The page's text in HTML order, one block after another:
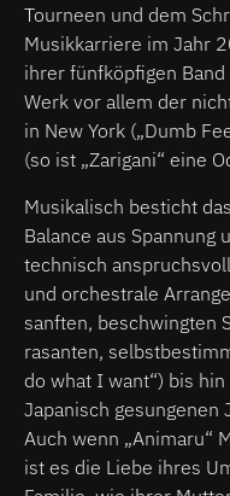
Tourneen und dem
Musikkarriere im Jahr
ihrer fünfköpfigen
Werk vor allem der
in New York („Dumb
(so ist „Zarigani“ eine
Musikalisch besticht
Balance aus Spannung
technisch
und orchestrale
sanften, beschwingten
rasanten,
do what I want“) bis
Japanisch gesungenen
Auch wenn „Animaru“
ist es die Liebe ihres